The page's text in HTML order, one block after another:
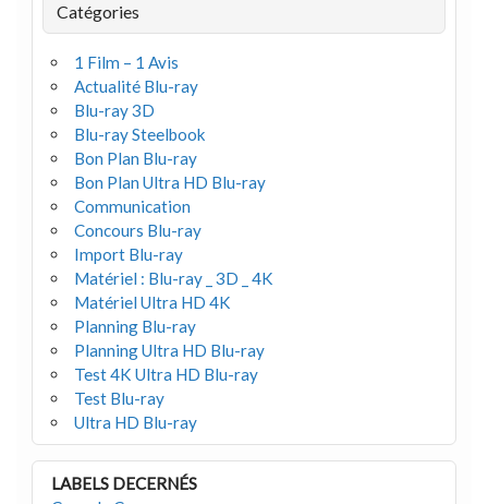
Catégories
1 Film – 1 Avis
Actualité Blu-ray
Blu-ray 3D
Blu-ray Steelbook
Bon Plan Blu-ray
Bon Plan Ultra HD Blu-ray
Communication
Concours Blu-ray
Import Blu-ray
Matériel : Blu-ray _ 3D _ 4K
Matériel Ultra HD 4K
Planning Blu-ray
Planning Ultra HD Blu-ray
Test 4K Ultra HD Blu-ray
Test Blu-ray
Ultra HD Blu-ray
LABELS DECERNÉS